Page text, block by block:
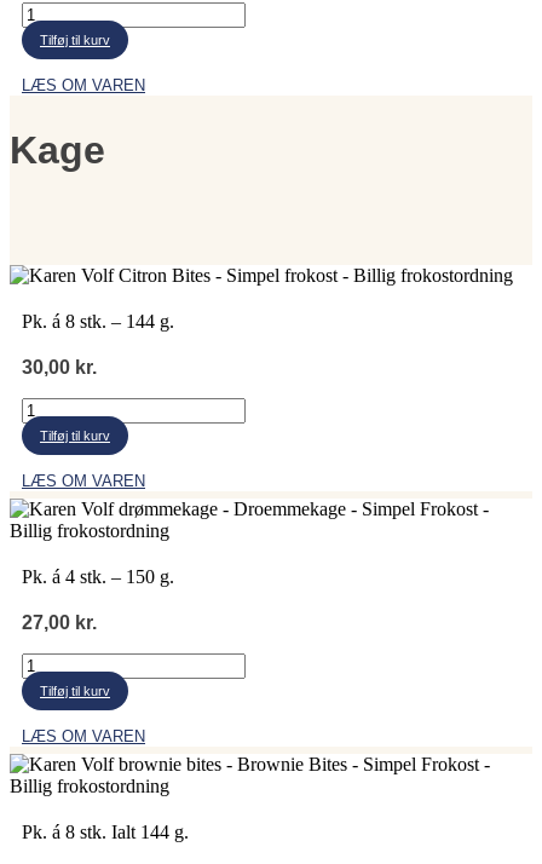
Coca
Cola
Zero
antal
Tilføj til kurv
LÆS OM VAREN
Kage
Pk. á 8 stk. – 144 g.
30,00 kr.
Karen
Volf
citron
bites
antal
Tilføj til kurv
LÆS OM VAREN
Pk. á 4 stk. – 150 g.
27,00 kr.
Karen
Volf
drømmekage
antal
Tilføj til kurv
LÆS OM VAREN
Pk. á 8 stk. Ialt 144 g.